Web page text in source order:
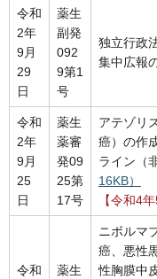
令和
2年
9月
29
日
薬生
副発
092
9第1
号
独立行政
集中広報
令和
2年
9月
25
日
薬生
薬審
発09
25第
17号
アテゾリ
癌）の作
ライン（
16KB）
【令和4
令和
薬生
ニボルマ
癌、悪性
性胸膜中